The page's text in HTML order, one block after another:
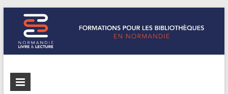
Formations
Normandie
Livre &